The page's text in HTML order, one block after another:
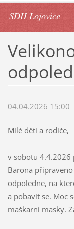
SDH Lojovice
04.04.2026 15:00
Milé děti a rodiče,
v sobotu 4.4.2026
Barona
odpoledne, na
a pobavit se. Moc
maškarní masky.